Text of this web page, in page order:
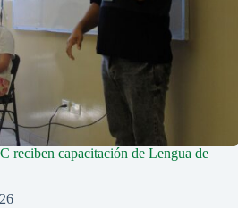
reciben capacitación de Lengua de